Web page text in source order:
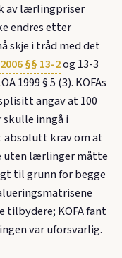
av lærlingpriser
endres etter
skje i tråd med det
§§ 13-2og 13-3
1999 § 5 (3). KOFAs
angav at 100
inngå i
absolutt krav om at
uten lærlinger måtte
til grunn for begge
tilbydere; KOFA fant
var uforsvarlig.